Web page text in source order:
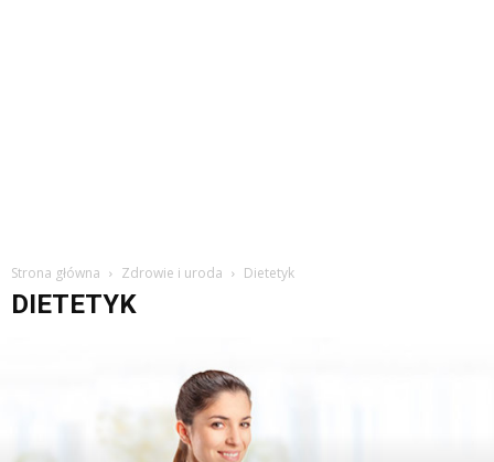
Strona główna Zdrowie i uroda Dietetyk
DIETETYK